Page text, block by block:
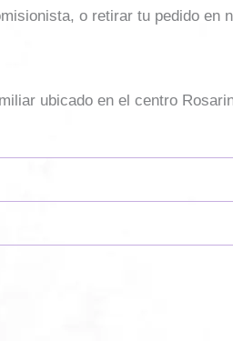
o retirar tu pedido en
ubicado en el centro